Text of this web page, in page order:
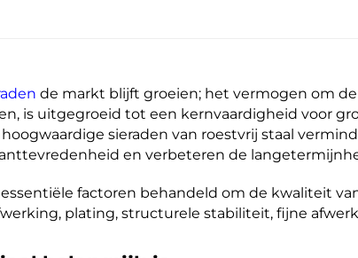
de markt blijft groeien; het vermogen om
is uitgegroeid tot een kernvaardigheid voor
sieraden van roestvrij staal
en verbeteren de
factoren behandeld om de kwaliteit
plating, structurele stabiliteit, fijne